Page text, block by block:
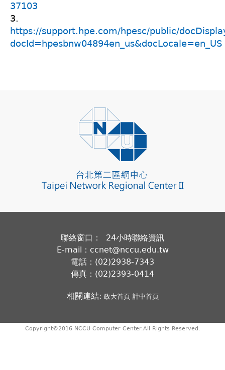
37103
3.
https://support.hpe.com/hpesc/public/
docId=hpesbnw04894en_us&docLocale=en_US
聯絡窗口： 24小時聯絡資訊
E-mail：ccnet@nccu.edu.tw
電話：(02)2938-7343
傳真：(02)2393-0414
相關連結: 政大首頁 計中首頁
Copyright©2016 NCCU Computer Center.All Rights Reserved.